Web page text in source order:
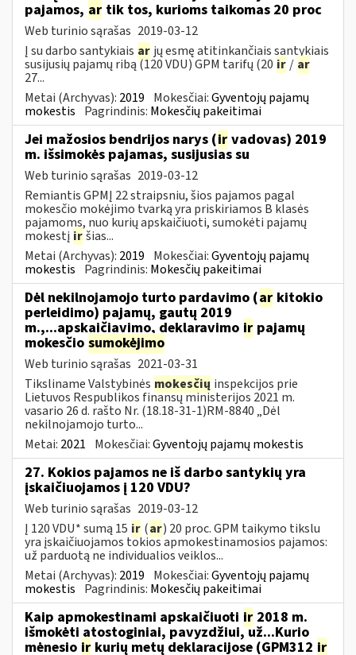
pajamos, ar tik tos, kurioms taikomas 20 proc
Web turinio sąrašas 2019-03-12
Į su darbo santykiais ar jų esmę atitinkančiais santykiais
susijusių pajamų ribą (120 VDU) GPM tarifų (20 ir / ar
27...
Metai (Archyvas): 2019 Mokesčiai:Gyventojų pajamų
mokestis Pagrindinis: Mokesčių pakeitimai
Jei mažosios bendrijos narys (ir vadovas) 2019
m. išsimokės pajamas, susijusias su
Web turinio sąrašas 2019-03-12
Remiantis GPMĮ 22 straipsniu, šios pajamos pagal
mokesčio mokėjimo tvarką yra priskiriamos B klasės
pajamoms, nuo kurių apskaičiuoti, sumokėti pajamų
mokestį iršias...
Metai (Archyvas): 2019 Mokesčiai:Gyventojų pajamų
mokestis Pagrindinis: Mokesčių pakeitimai
Dėl nekilnojamojo turto pardavimo (ar kitokio
perleidimo) pajamų, gautų 2019
m.,...apskaičiavimo, deklaravimo ir pajamų
mokesčio sumokėjimo
Web turinio sąrašas 2021-03-31
Tiksliname Valstybinės mokesčių inspekcijos prie
Lietuvos Respublikos finansų ministerijos 2021 m.
vasario 26 d. rašto Nr. (18.18-31-1)RM-8840 „Dėl
nekilnojamojo turto...
Metai: 2021 Mokesčiai:Gyventojų pajamų mokestis
27. Kokios pajamos ne iš darbo santykių yra
įskaičiuojamos į 120 VDU?
Web turinio sąrašas 2019-03-12
Į 120 VDU* sumą 15 ir (ar) 20 proc. GPM taikymo tikslu
yra įskaičiuojamos tokios apmokestinamosios pajamos:
už parduotą ne individualios veiklos...
Metai (Archyvas): 2019 Mokesčiai:Gyventojų pajamų
mokestis Pagrindinis: Mokesčių pakeitimai
Kaip apmokestinami apskaičiuoti ir 2018 m.
išmokėti atostoginiai, pavyzdžiui, už...Kurio
mėnesio ir kurių metų deklaracijose (GPM312 ir